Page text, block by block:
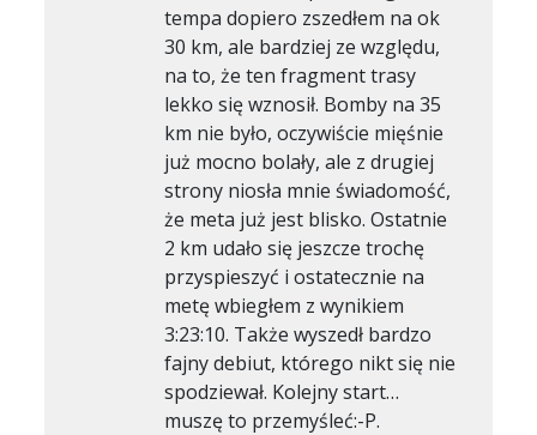
tempa dopiero zszedłem na ok
30 km, ale bardziej ze względu,
na to, że ten fragment trasy
lekko się wznosił. Bomby na 35
km nie było, oczywiście mięśnie
już mocno bolały, ale z drugiej
strony niosła mnie świadomość,
że meta już jest blisko. Ostatnie
2 km udało się jeszcze trochę
przyspieszyć i ostatecznie na
metę wbiegłem z wynikiem
3:23:10. Także wyszedł bardzo
fajny debiut, którego nikt się nie
spodziewał. Kolejny start…
muszę to przemyśleć:⁠-⁠P.